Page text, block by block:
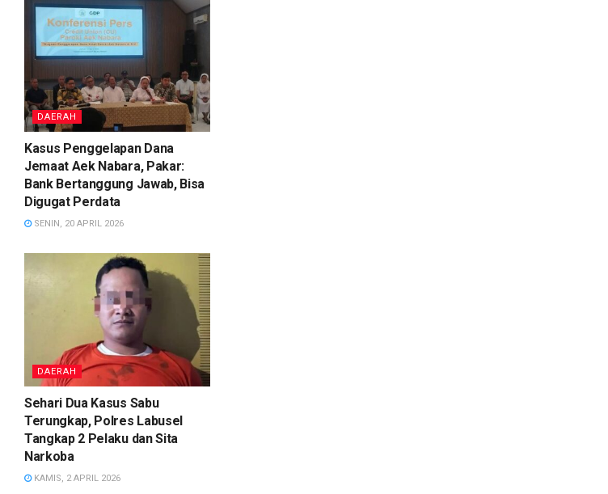
DAERAH
Kasus Penggelapan Dana
Jemaat Aek Nabara, Pakar:
Bank Bertanggung Jawab, Bisa
Digugat Perdata
SENIN, 20 APRIL 2026
DAERAH
Sehari Dua Kasus Sabu
Terungkap, Polres Labusel
Tangkap 2 Pelaku dan Sita
Narkoba
KAMIS, 2 APRIL 2026